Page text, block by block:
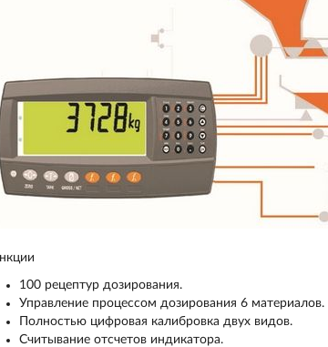
100 рецептур дозирования.
Управление процессом дозирования 6 материалов.
Полностью цифровая калибровка двух видов.
Считывание отсчетов индикатора.